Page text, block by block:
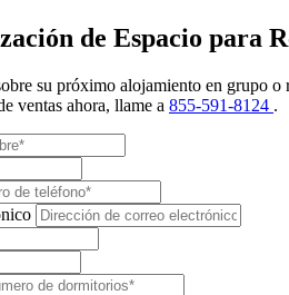
de Espacio para
su próximo alojamiento en grupo
ventas ahora, llame a 855-591-8124 .